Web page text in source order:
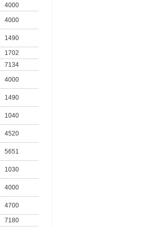
4000
4000
1490
1702
7134
4000
1490
1040
4520
5651
1030
4000
4700
7180